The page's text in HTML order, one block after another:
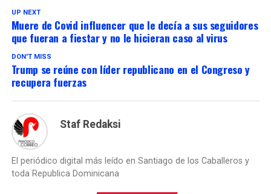
UP NEXT
Muere de Covid influencer que le decía a sus seguidores
que fueran a fiestar y no le hicieran caso al virus
DON'T MISS
Trump se reúne con líder republicano en el Congreso y
recupera fuerzas
Staf Redaksi
El periódico digital más leído en Santiago de los Caballeros y
toda Republica Dominicana